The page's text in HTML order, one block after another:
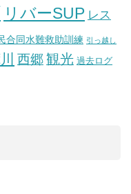
リバーSUP レス
合同水難救助訓練 引っ越し
西郷観光 過去ログ